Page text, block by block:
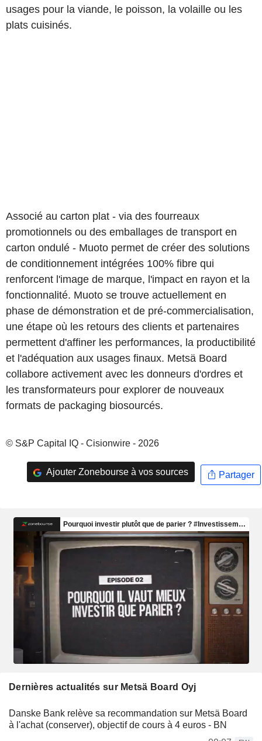
usages pour la viande, le poisson, la volaille ou les
plats cuisinés.
Associé au carton plat - via des fourreaux
promotionnels ou des emballages de transport en
carton ondulé - Muoto permet de créer des solutions
de conditionnement intégrées 100% fibre qui
renforcent l'image de marque, l'impact en rayon et la
fonctionnalité. Muoto se trouve actuellement en
phase de démonstration et de pré-commercialisation,
une étape où les retours des clients et partenaires
permettent d'affiner les performances, la productibilité
et l'adéquation aux usages finaux. Metsä Board
collabore activement avec les donneurs d'ordres et
les transformateurs pour explorer de nouveaux
formats de packaging biosourcés.
© S&P Capital IQ - Cisionwire - 2026
Ajouter Zonebourse à vos sources Partager
Dernières actualités sur Metsä Board Oyj
Danske Bank relève sa recommandation sur Metsä Board
à l'achat (conserver), objectif de cours à 4 euros - BN